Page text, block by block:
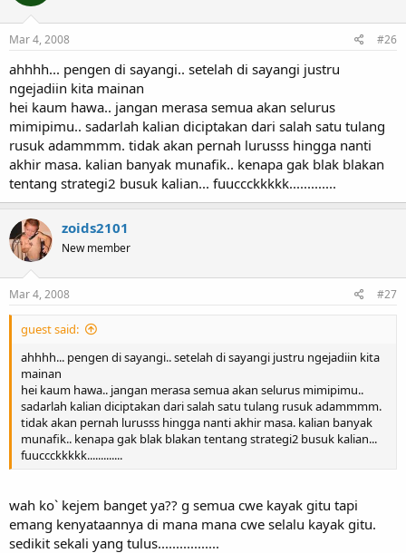
Mar 4, 2008 #26
ahhhh... pengen di sayangi.. setelah di sayangi justru
ngejadiin kita mainan
hei kaum hawa.. jangan merasa semua akan selurus
mimipimu.. sadarlah kalian diciptakan dari salah satu tulang
rusuk adammmm. tidak akan pernah lurusss hingga nanti
akhir masa. kalian banyak munafik.. kenapa gak blak blakan
tentang strategi2 busuk kalian... fuuccckkkkk.............
zoids2101
New member
Mar 4, 2008 #27
guest said:
ahhhh... pengen di sayangi.. setelah di sayangi justru ngejadiin kita
mainan
hei kaum hawa.. jangan merasa semua akan selurus mimipimu..
sadarlah kalian diciptakan dari salah satu tulang rusuk adammmm.
tidak akan pernah lurusss hingga nanti akhir masa. kalian banyak
munafik.. kenapa gak blak blakan tentang strategi2 busuk kalian...
fuuccckkkkk.............
wah ko` kejem banget ya?? g semua cwe kayak gitu tapi
emang kenyataannya di mana mana cwe selalu kayak gitu.
sedikit sekali yang tulus.................